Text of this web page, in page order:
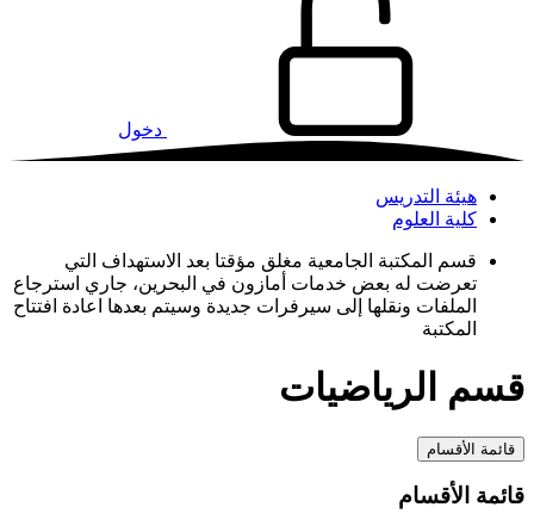
دخول
هيئة التدريس
كلية العلوم
قسم المكتبة الجامعية مغلق مؤقتا بعد الاستهداف التي
تعرضت له بعض خدمات أمازون في البحرين، جاري استرجاع
الملفات ونقلها إلى سيرفرات جديدة وسيتم بعدها اعادة افتتاح
المكتبة
قسم الرياضيات
قائمة الأقسام
قائمة الأقسام